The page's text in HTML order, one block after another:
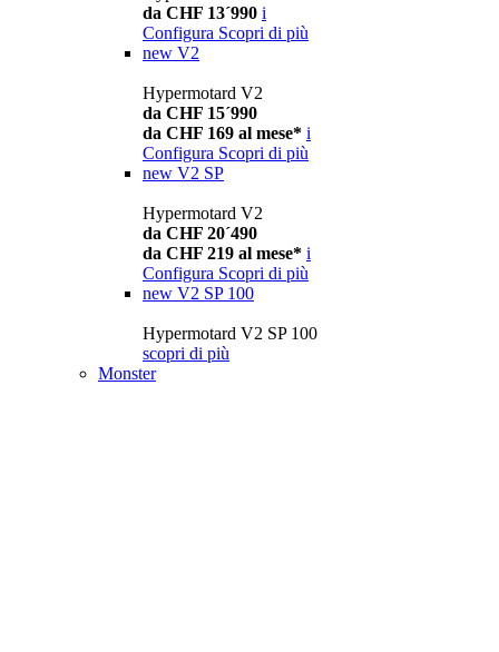
da CHF 13´990 i
Configura Scopri di più
new V2
Hypermotard V2
da CHF 15´990
da CHF 169 al mese* i
Configura Scopri di più
new V2 SP
Hypermotard V2
da CHF 20´490
da CHF 219 al mese* i
Configura Scopri di più
new V2 SP 100
Hypermotard V2 SP 100
scopri di più
Monster